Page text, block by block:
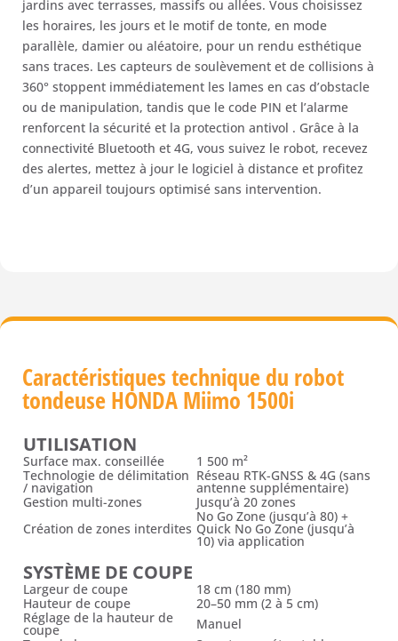
jardins avec terrasses, massifs ou allées. Vous choisissez
les horaires, les jours et le motif de tonte, en mode
parallèle, damier ou aléatoire, pour un rendu esthétique
sans traces. Les capteurs de soulèvement et de collisions à
360° stoppent immédiatement les lames en cas d’obstacle
ou de manipulation, tandis que le code PIN et l’alarme
renforcent la sécurité et la protection antivol . Grâce à la
connectivité Bluetooth et 4G, vous suivez le robot, recevez
des alertes, mettez à jour le logiciel à distance et profitez
d’un appareil toujours optimisé sans intervention.
Caractéristiques technique du robot
tondeuse HONDA Miimo 1500i
UTILISATION
Surface max. conseillée
1 500 m²
Technologie de délimitation
/ navigation
Réseau RTK-GNSS & 4G (sans
antenne supplémentaire)
Gestion multi-zones
Jusqu’à 20 zones
Création de zones interdites
No Go Zone (jusqu’à 80) +
Quick No Go Zone (jusqu’à
10) via application
SYSTÈME DE COUPE
Largeur de coupe
18 cm (180 mm)
Hauteur de coupe
20–50 mm (2 à 5 cm)
Réglage de la hauteur de
coupe
Manuel